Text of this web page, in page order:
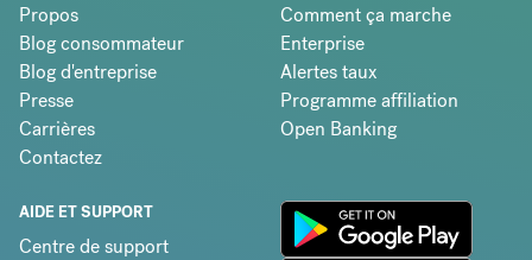
Propos
Blog consommateur
Blog d'entreprise
Presse
Carrières
Contactez
Comment ça marche
Enterprise
Alertes taux
Programme affiliation
Open Banking
AIDE ET SUPPORT
Centre de support